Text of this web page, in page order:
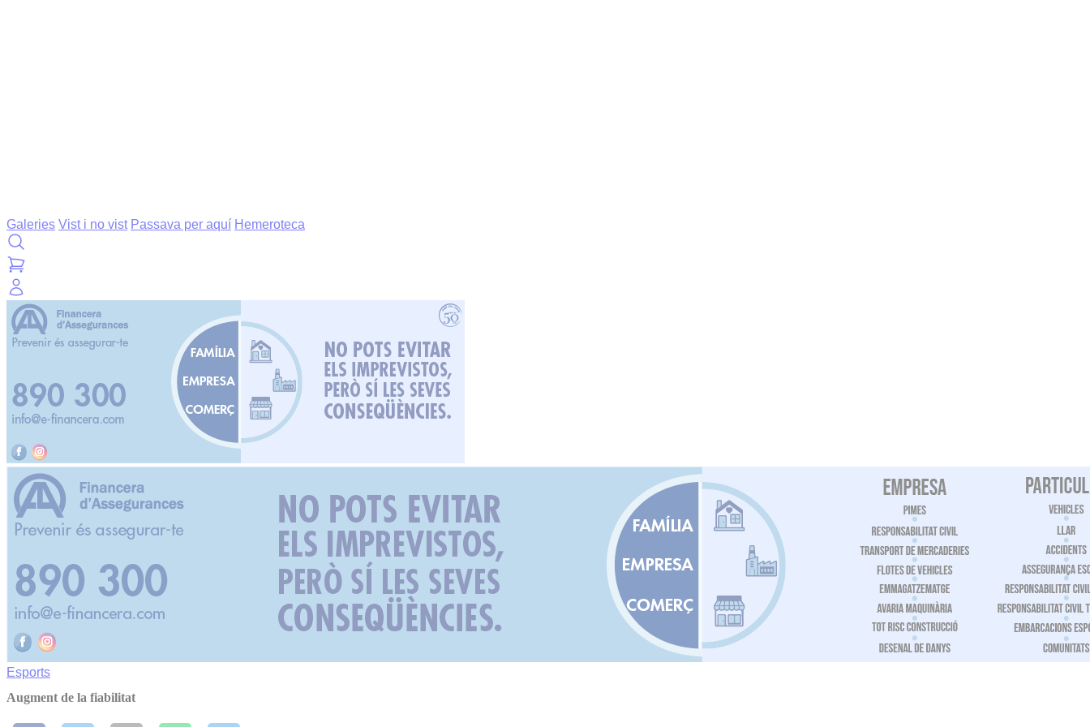
Galeries Vist i no vist Passava per aquí Hemeroteca
Esports
Augment de la fiabilitat